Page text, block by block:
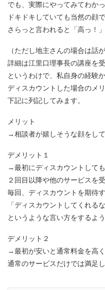
でも、実際にやってみてわかっ
ドキドキしていても当然の顔
さらっと言われると「高っ！
（ただし地主さんの場合は話
詳細は江里口理事長の講座を
というわけで、私自身の経験か
ディスカウントした場合のメ
下記に列記してみます。
メリット
→相談者が嬉しそうな顔をして
デメリット１
→最初にディスカウントしても
２回目以降や他のサービスを
毎回、ディスカウントを期待
「ディスカウントしてくれる
というような言い方をするよう
デメリット２
→最初が安いと通常料金を高く
通常のサービスだけでは満足